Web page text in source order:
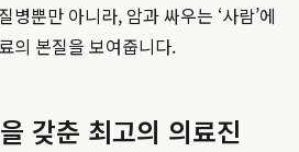
병뿐만 아니라, 암과 싸우는 ‘사람’에
의 본질을 보여줍니다.
갖춘 최고의 의료진